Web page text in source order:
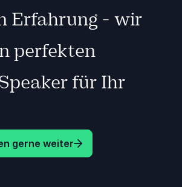
Erfahrung - wir
perfekten
für Ihr
gerne weiter